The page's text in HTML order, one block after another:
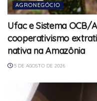
AGRONEGÓCIO
Ufac e Sistema OCB/
cooperativismo
nativa na Amazônia
5 DE AGOSTO DE 2026